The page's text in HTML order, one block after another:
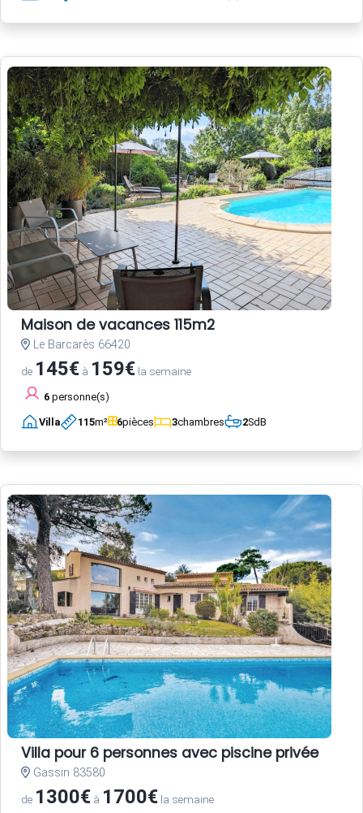
Maison de vacances 115m2
Le Barcarès 66420
de 145€ à 159€ la semaine
6 personne(s)
Villa 115m² 6pièces 3chambres 2SdB
Villa pour 6 personnes avec piscine privée
Gassin 83580
de 1300€ à 1700€ la semaine